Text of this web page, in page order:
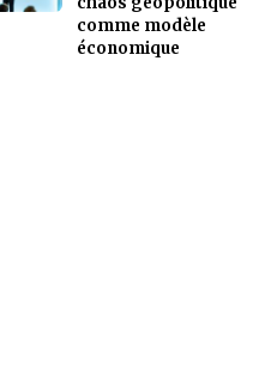
comme modèle
économique